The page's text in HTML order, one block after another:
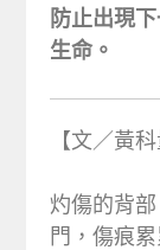
防止出現
生命。
【文／黃科
灼傷的背
門，傷痕